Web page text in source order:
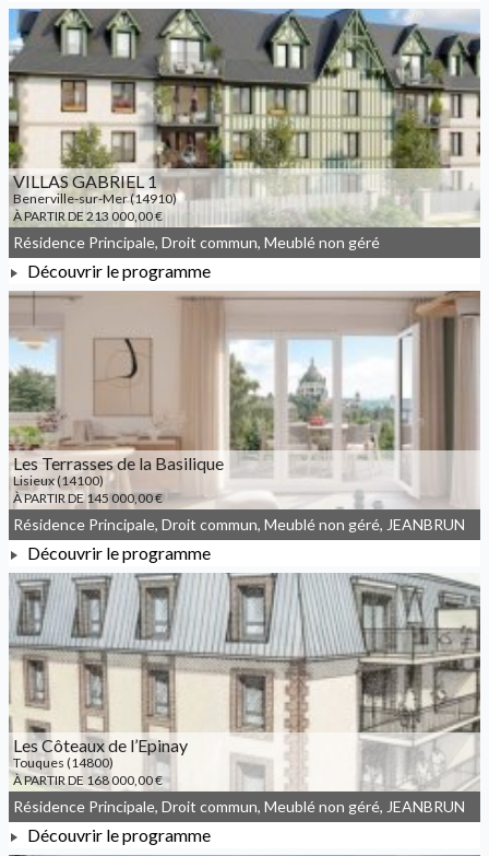
À PARTIR DE 162 000,00 €
VILLAS GABRIEL 1
Benerville-sur-Mer (14910)
À PARTIR DE 213 000,00 €
À PARTIR DE 213 000,00 €
Résidence Principale, Droit commun, Meublé non géré
Découvrir le programme
Les Terrasses de la Basilique
Lisieux (14100)
À PARTIR DE 145 000,00 €
À PARTIR DE 145 000,00 €
Résidence Principale, Droit commun, Meublé non géré, JEANBRUN
Découvrir le programme
Les Côteaux de l’Epinay
Touques (14800)
À PARTIR DE 168 000,00 €
Résidence Principale, Droit commun, Meublé non géré, JEANBRUN
Découvrir le programme